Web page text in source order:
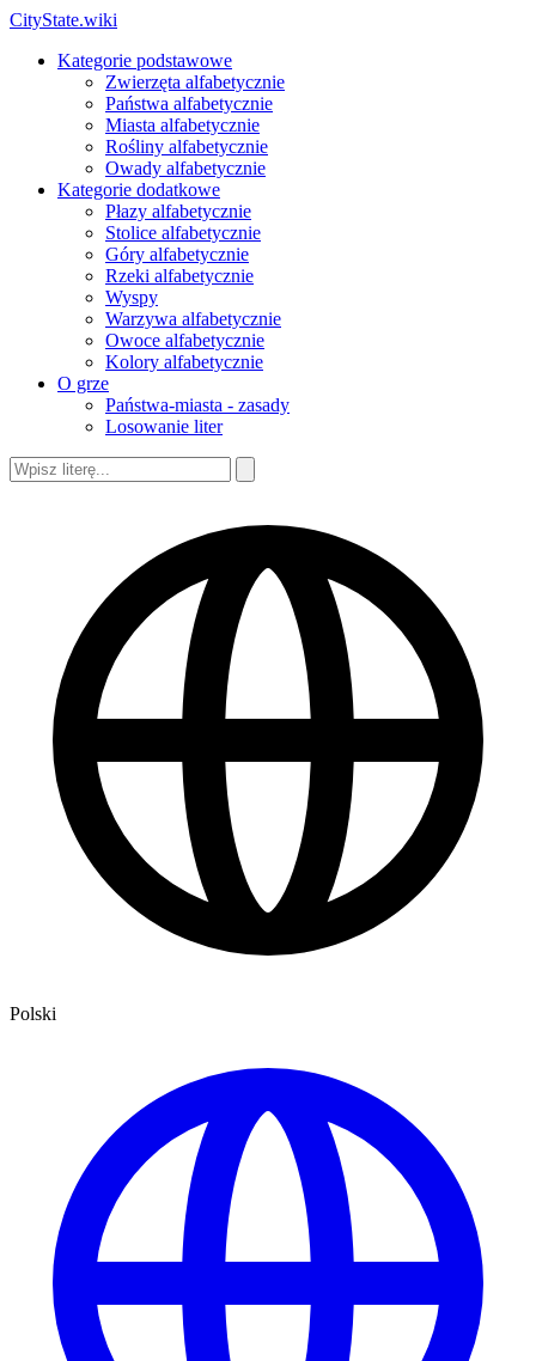
CityState.wiki
Kategorie podstawowe
Zwierzęta alfabetycznie
Państwa alfabetycznie
Miasta alfabetycznie
Rośliny alfabetycznie
Owady alfabetycznie
Kategorie dodatkowe
Płazy alfabetycznie
Stolice alfabetycznie
Góry alfabetycznie
Rzeki alfabetycznie
Wyspy
Warzywa alfabetycznie
Owoce alfabetycznie
Kolory alfabetycznie
O grze
Państwa-miasta - zasady
Losowanie liter
Polski